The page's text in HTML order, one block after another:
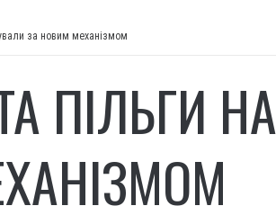
за новим механізмом
ПІЛЬГИ